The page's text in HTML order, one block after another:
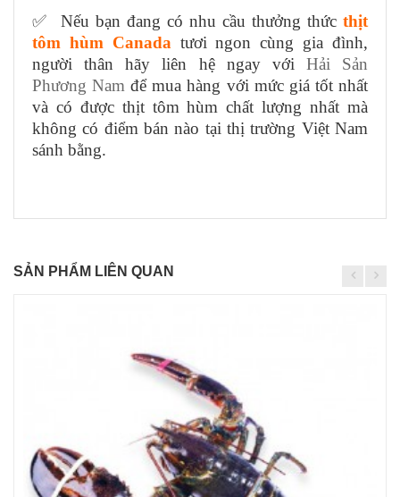
✅ Nếu bạn đang có nhu cầu thưởng thức thịt
tôm hùm Canadatươi ngon cùng gia đình,
người thân hãy liên hệ ngay với Hải Sản
Phương Nam để mua hàng với mức giá tốt nhất
và có được thịt tôm hùm chất lượng nhất mà
không có điểm bán nào tại thị trường Việt Nam
sánh bằng.
SẢN PHẨM LIÊN QUAN